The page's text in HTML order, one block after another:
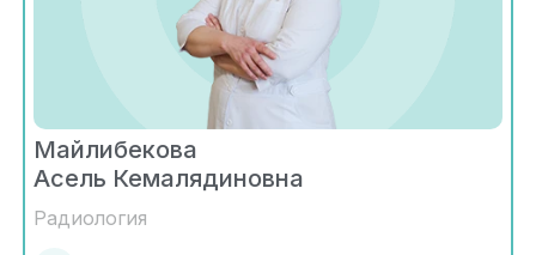
Майлибекова
Асель Кемалядиновна
Радиология